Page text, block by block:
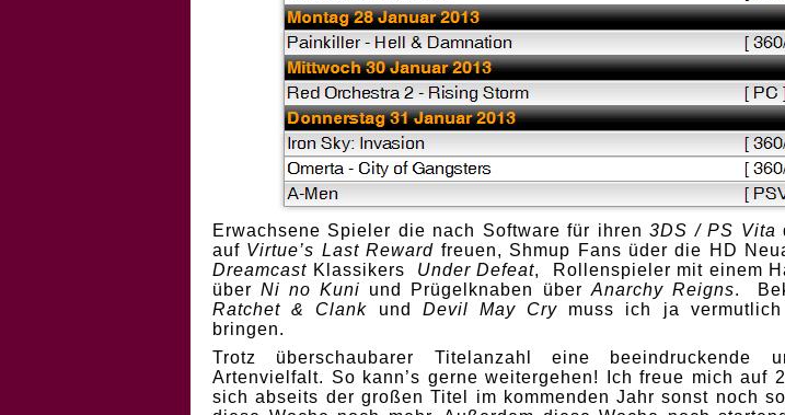
Erwachsene Spieler die nach Software für ihren3DS / PS Vita
auf Virtue’s Last Reward freuen, Shmup Fans üder die HD
Dreamcast Klassikers Under Defeat, Rollenspieler mit einem
überNi no Kuni und Prügelknaben über Anarchy Reigns.
Ratchet & Clank und Devil May Cry muss ich ja vermutlich
bringen.
Trotz überschaubarer Titelanzahl eine beeindruckende
Artenvielfalt. So kann’s gerne weitergehen! Ich freue mich auf
sich abseits der großen Titel im kommenden Jahr sonst noch